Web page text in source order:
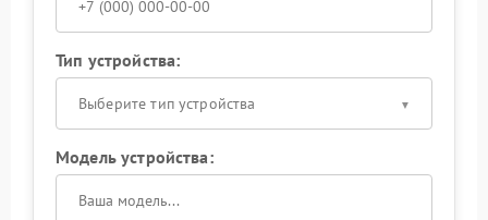
Тип устройства:
Выберите тип устройства
Модель устройства: